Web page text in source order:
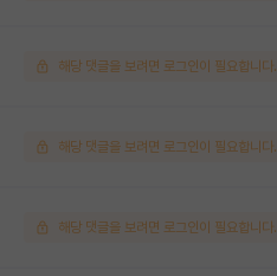
해당 댓글을 보려면 로그인이 필요합니다.
해당 댓글을 보려면 로그인이 필요합니다.
해당 댓글을 보려면 로그인이 필요합니다.